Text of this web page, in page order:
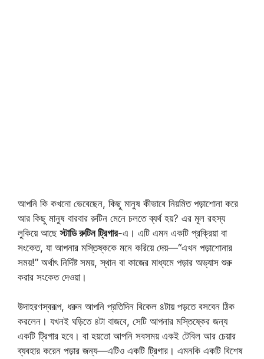
আপনি কি কখনো ভেবেছেন, কিছু মানুষ কীভাবে নিয়মিত পড়াশোনা করে
আর কিছু মানুষ বারবার রুটিন মেনে চলতে ব্যর্থ হয়? এর মূল রহস্য
লুকিয়ে আছেস্টাডি রুটিন ট্রিগার-এ। এটি এমন একটি প্রক্রিয়া বা
সংকেত, যা আপনার মস্তিষ্ককে মনে করিয়ে দেয়—“এখন পড়াশোনার
সময়!” অর্থাৎ নির্দিষ্ট সময়, স্থান বা কাজের মাধ্যমে পড়ার অভ্যাস শুরু
করার সংকেত দেওয়া।
উদাহরণস্বরূপ, ধরুন আপনি প্রতিদিন বিকেল ৪টায় পড়তে বসবেন ঠিক
করলেন। যখনই ঘড়িতে ৪টা বাজবে, সেটি আপনার মস্তিষ্কের জন্য
একটি ট্রিগার হবে। বা হয়তো আপনি সবসময় একই টেবিল আর চেয়ার
ব্যবহার করেন পড়ার জন্য—এটিও একটি ট্রিগার। এমনকি একটি বিশেষ